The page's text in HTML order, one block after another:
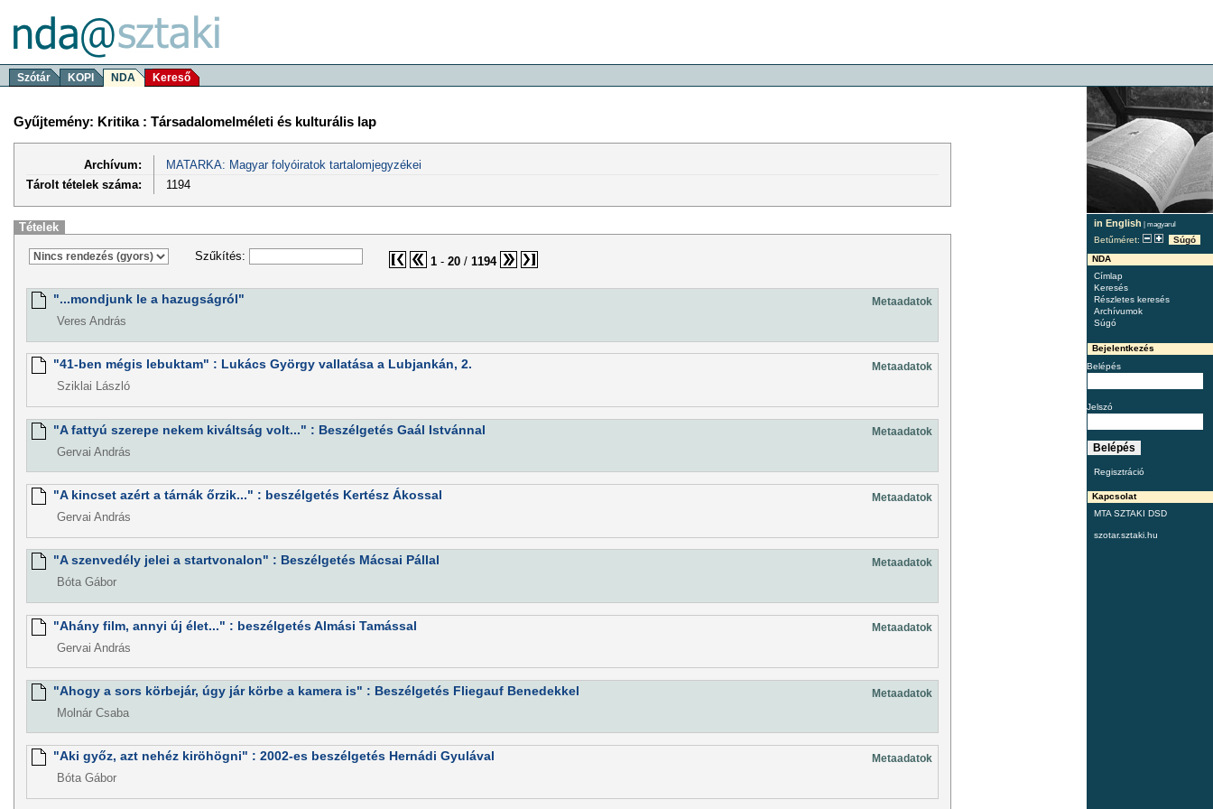
Szótár KOPI NDA Kereső
in English | magyarul
Betűméret:
Súgó
NDA
Címlap
Keresés
Részletes keresés
Archívumok
Súgó
Bejelentkezés
Belépés
Jelszó
Regisztráció
Kapcsolat
MTA SZTAKI DSD
szotar.sztaki.hu
Gyűjtemény: Kritika : Társadalomelméleti és kulturális lap
Archívum:
MATARKA: Magyar folyóiratok tartalomjegyzékei
Tárolt tételek száma:
1194
Tételek
Szűkítés: 1- 20/ 1194
"...mondjunk le a hazugságról" Metaadatok
Veres András
"41-ben mégis lebuktam" : Lukács György vallatása a Lubjankán, 2. Metaadatok
Sziklai László
"A fattyú szerepe nekem kiváltság volt..." : Beszélgetés Gaál Istvánnal Metaadatok
Gervai András
"A kincset azért a tárnák őrzik..." : beszélgetés Kertész Ákossal Metaadatok
Gervai András
"A szenvedély jelei a startvonalon" : Beszélgetés Mácsai Pállal Metaadatok
Bóta Gábor
"Ahány film, annyi új élet..." : beszélgetés Almási Tamással Metaadatok
Gervai András
"Ahogy a sors körbejár, úgy jár körbe a kamera is" : Beszélgetés Fliegauf Benedekkel Metaadatok
Molnár Csaba
"Aki győz, azt nehéz kiröhögni" : 2002-es beszélgetés Hernádi Gyulával Metaadatok
Bóta Gábor